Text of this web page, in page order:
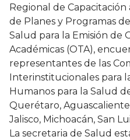
Regional de
de Planes y Programas
Salud para la Emisión de
Académicas (OTA),
representantes de las
Interinstitucionales para
Humanos para la Salud
Querétaro,
Jalisco, Michoacán, San
La secretaria de Salud